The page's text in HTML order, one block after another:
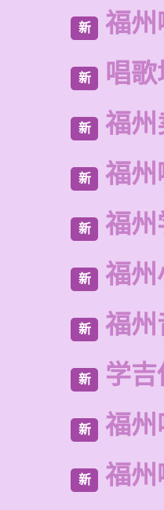
新 福州
新 唱歌
新 福州
新 福州
新 福州
新 福州
新 福州
新 学
新 福州
新 福州